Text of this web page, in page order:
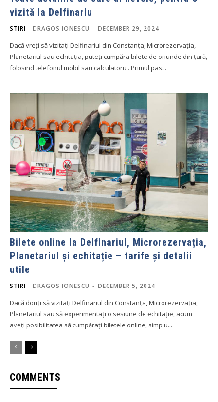
vizită la Delfinariu
STIRI DRAGOS IONESCU - DECEMBER 29, 2024
Dacă vreți să vizitați Delfinariul din Constanța, Microrezervația,
Planetariul sau echitația, puteți cumpăra bilete de oriunde din țară,
folosind telefonul mobil sau calculatorul. Primul pas...
Bilete online la Delfinariul, Microrezervația,
Planetariul și echitație – tarife și detalii
utile
STIRI DRAGOS IONESCU - DECEMBER 5, 2024
Dacă doriți să vizitați Delfinariul din Constanța, Microrezervația,
Planetariul sau să experimentați o sesiune de echitație, acum
aveți posibilitatea să cumpărați biletele online, simplu...
COMMENTS